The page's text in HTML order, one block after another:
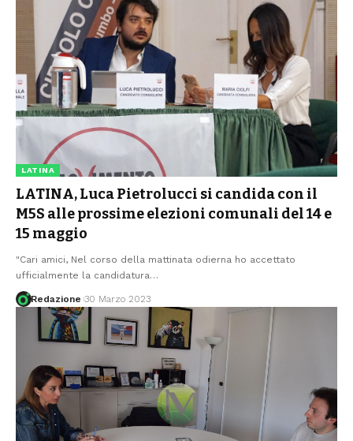
LATINA
LATINA, Luca Pietrolucci si candida con il
M5S alle prossime elezioni comunali del 14 e
15 maggio
"Cari amici, Nel corso della mattinata odierna ho accettato
ufficialmente la candidatura…
Redazione 30 Marzo 2023